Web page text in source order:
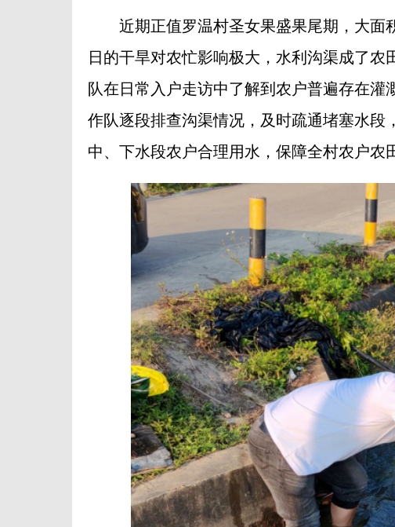
近期正值罗温村圣女果盛果尾期，大面
日的干旱对农忙影响极大，水利沟渠成了
队在日常入户走访中了解到农户普遍存在
作队逐段排查沟渠情况，及时疏通堵塞水段
中、下水段农户合理用水，保障全村农户农